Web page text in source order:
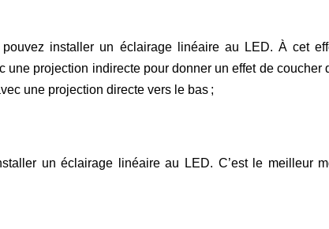
pouvez installer un éclairage linéaire au LED. À cet
projection indirecte pour donner un effet de coucher
une projection directe vers le bas ;
un éclairage linéaire au LED. C’est le meilleur